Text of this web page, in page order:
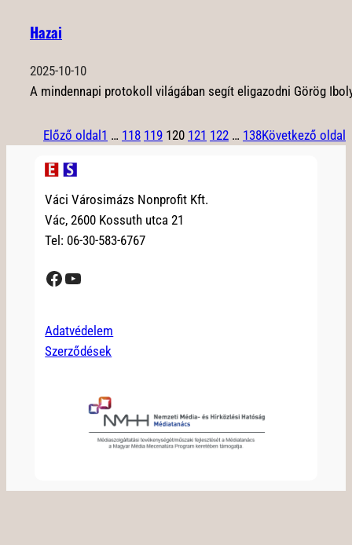
Hazai
2025-10-10
A mindennapi protokoll világában segít eligazodni Görög
Előző oldal1 … 118 119 120 121 122 … 138Következő oldal
Váci Városimázs Nonprofit Kft.
Vác, 2600 Kossuth utca 21
Tel: 06-30-583-6767
Facebook YouTube
Adatvédelem
Szerződések